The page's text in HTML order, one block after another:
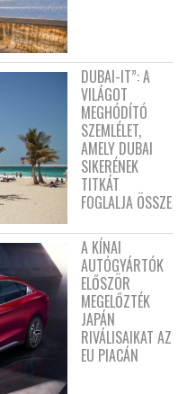
DUBAI-IT”: A
VILÁGOT
MEGHÓDÍTÓ
SZEMLÉLET,
AMELY DUBAI
SIKERÉNEK
TITKÁT
FOGLALJA ÖSSZE
A KÍNAI
AUTÓGYÁRTÓK
ELŐSZÖR
MEGELŐZTÉK
JAPÁN
RIVÁLISAIKAT AZ
EU PIACÁN